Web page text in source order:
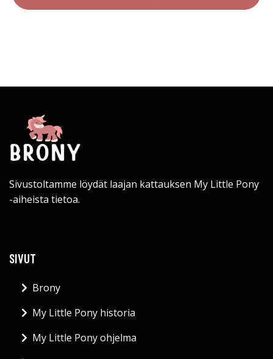
Sivustoltamme löydät laajan kattauksen My Little Pony
-aiheista tietoa.
SIVUT
Brony
My Little Pony historia
My Little Pony ohjelma